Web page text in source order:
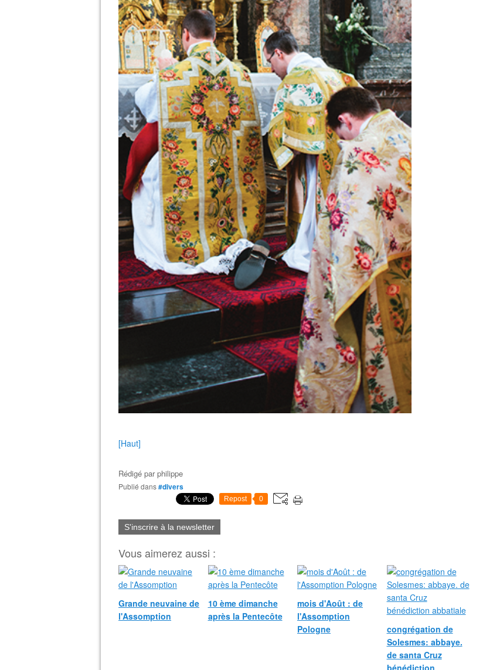
[Haut]
Rédigé parphilippe
Publié dans#divers
Repost 0
S'inscrire à la newsletter
Vous aimerez aussi :
Grande neuvaine de
l'Assomption
10 ème dimanche
après la Pentecôte
mois d'Août : de
l'Assomption
Pologne
congrégation de
Solesmes: abbaye.
de santa Cruz
bénédiction